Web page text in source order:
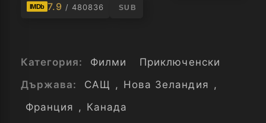
IMDb 7.9 / 480836 SUB
Категория: Филми
Приключенски
Държава:
САЩ , Нова Зеландия ,
Франция , Канада